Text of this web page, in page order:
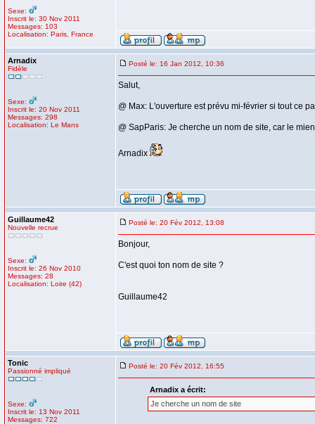
Sexe:
Inscrit le: 30 Nov 2011
Messages: 103
Localisation: Paris, France
Arnadix
Fidèle
Sexe:
Inscrit le: 20 Nov 2011
Messages: 298
Localisation: Le Mans
Posté le: 16 Jan 2012, 10:36
Salut,
@ Max: L'ouverture est prévu mi-février si tout ce
@ SapParis: Je cherche un nom de site, car le
Arnadix
Guillaume42
Nouvelle recrue
Sexe:
Inscrit le: 26 Nov 2010
Messages: 28
Localisation: Loire (42)
Posté le: 20 Fév 2012, 13:08
Bonjour,
C'est quoi ton nom de site ?
Guillaume42
Tonic
Passionné impliqué
Sexe:
Inscrit le: 13 Nov 2011
Messages: 722
Posté le: 20 Fév 2012, 16:55
Arnadix a écrit:
Je cherche un nom de site